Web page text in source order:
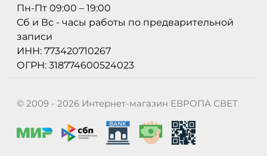
Пн-Пт 09:00 – 19:00
Сб и Вс - часы работы по предварительной
записи
ИНН: 773420710267
ОГРН: 318774600524023
© 2009 - 2026 Интернет-магазин ЕВРОПА СВЕТ